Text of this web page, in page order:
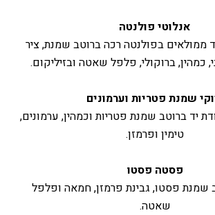
אנלוטי פולנטה
ממולאים בפולנטה רכה ברוטב שמנת, ציר
כמהין, ברוקולי, פלפל שאטה ובזיליקום.
שמנת פטריות וערמונים
יד ברוטב שמנת פטריות וכמהין, ערמונים,
טימין ופרמזן.
פסטה פסטו
שמנת פסטו, גבינת פרמזן, חמאה ופלפל
שאטה.